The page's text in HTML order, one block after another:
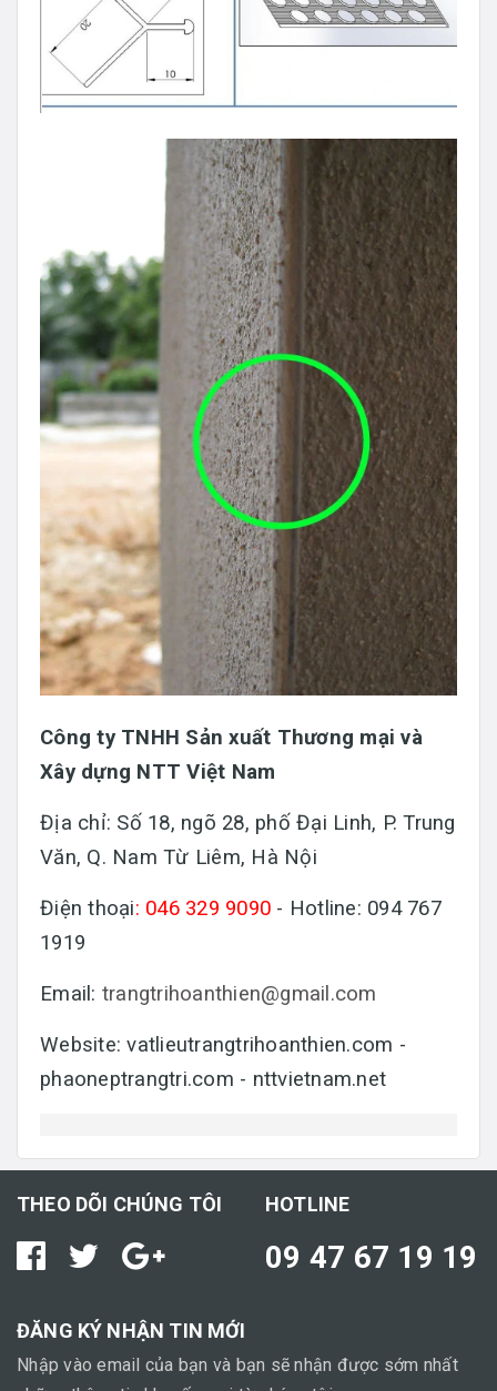
Công ty TNHH Sản xuất Thương mại và
Xây dựng NTT Việt Nam
Địa chỉ: Số 18, ngõ 28, phố Đại Linh, P. Trung
Văn, Q. Nam Từ Liêm, Hà Nội
Điện thoại: 046 329 9090 - Hotline: 094 767
1919
Email: trangtrihoanthien@gmail.com
Website: vatlieutrangtrihoanthien.com -
phaoneptrangtri.com - nttvietnam.net
THEO DÕI CHÚNG TÔI HOTLINE
09 47 67 19 19
ĐĂNG KÝ NHẬN TIN MỚI
Nhập vào email của bạn và bạn sẽ nhận được sớm nhất